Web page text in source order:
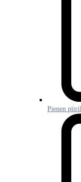
Pienen